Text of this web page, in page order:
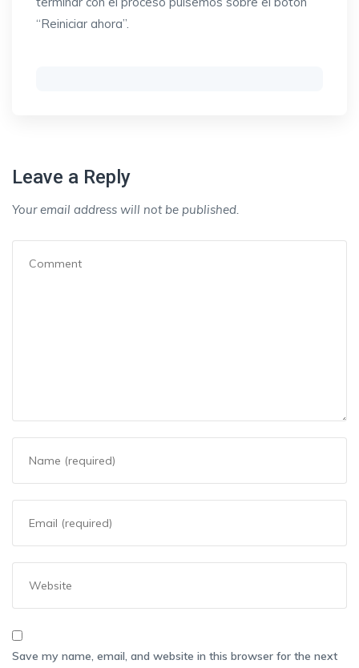
“Reiniciar ahora”.
Leave a Reply
Your email address will not be published.
Save my name, email, and website in this browser for the next